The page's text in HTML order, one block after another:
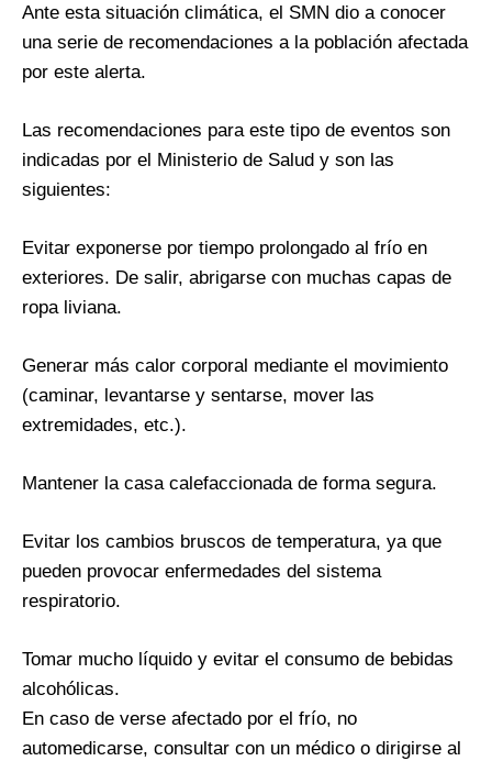
Ante esta situación climática, el SMN dio a conocer
una serie de recomendaciones a la población afectada
por este alerta.
Las recomendaciones para este tipo de eventos son
indicadas por el Ministerio de Salud y son las
siguientes:
Evitar exponerse por tiempo prolongado al frío en
exteriores. De salir, abrigarse con muchas capas de
ropa liviana.
Generar más calor corporal mediante el movimiento
(caminar, levantarse y sentarse, mover las
extremidades, etc.).
Mantener la casa calefaccionada de forma segura.
Evitar los cambios bruscos de temperatura, ya que
pueden provocar enfermedades del sistema
respiratorio.
Tomar mucho líquido y evitar el consumo de bebidas
alcohólicas.
En caso de verse afectado por el frío, no
automedicarse, consultar con un médico o dirigirse al